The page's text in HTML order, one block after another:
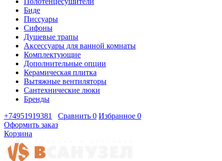
Биде
Писсуары
Сифоны
Душевые трапы
Аксессуары для ванной комнаты
Комплектующие
Дополнительные опции
Керамическая плитка
Вытяжные вентиляторы
Сантехнические люки
Бренды
+74951919381
Сравнить 0 Избранное 0
Оформить заказ
Корзина